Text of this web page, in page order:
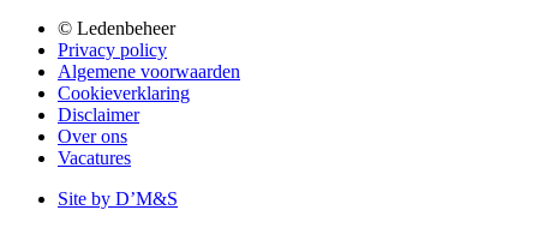
© Ledenbeheer
Privacy policy
Algemene voorwaarden
Cookieverklaring
Disclaimer
Over ons
Vacatures
Site by D’M&S